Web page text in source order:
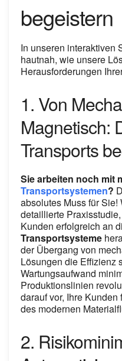
begeistern
In unseren interaktiven
hautnah, wie unsere
Herausforderungen
1. Von
Magnetisch:
Transports
Sie arbeiten noch mit
Transportsystemen?
absolutes Muss für
detaillierte
Kunden erfolgreich an
Transportsysteme
der Übergang von
Lösungen die Effizienz
Wartungsaufwand
Produktionslinien
darauf vor, Ihre
des modernen
2.